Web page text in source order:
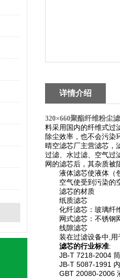
详情介绍
320×660聚酯纤维粉尘
料采用国内的纤维式过
除尘效率，也不会污染
晴空滤芯厂主营滤芯，
过滤、水过滤、空气过
网的滤芯后，其杂质被
液体滤芯使液体（包
空气使受到污染的空
滤芯的材质
纸质滤芯
化纤滤芯：玻璃纤
网式滤芯：不锈钢
线隙滤芯
装在过滤设备中 用
滤芯的行业标准:
JB-T 7218-2004
JB-T 5087-1991
GBT 20080-2006